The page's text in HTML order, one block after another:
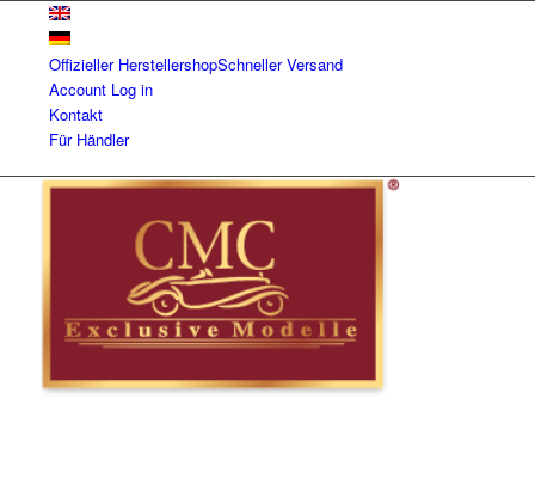
Offizieller HerstellershopSchneller Versand
Account Log in
Kontakt
Für Händler